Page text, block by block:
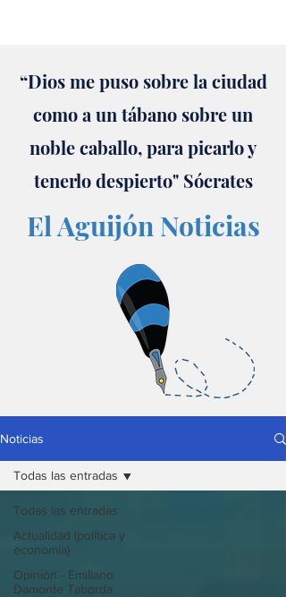
“Dios me puso sobre la ciudad
como a un tábano sobre un
noble caballo, para picarlo y
tenerlo despierto" Sócrates
El Aguijón Noticias
Noticias
Todas las entradas
Actualidad (política y
economía)
Opinión - Emiliano
Damonte Taborda
Todas las entradas